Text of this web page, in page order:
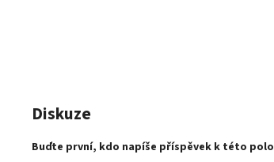
Diskuze
Buďte první, kdo napíše příspěvek k této